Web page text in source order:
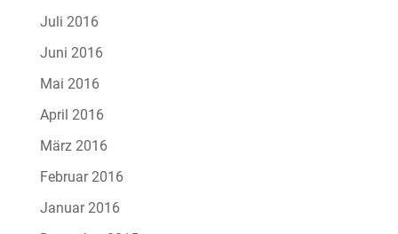
Juli 2016
Juni 2016
Mai 2016
April 2016
März 2016
Februar 2016
Januar 2016